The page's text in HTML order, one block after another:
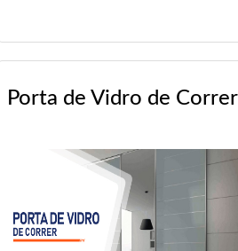
Porta de Vidro de Correr